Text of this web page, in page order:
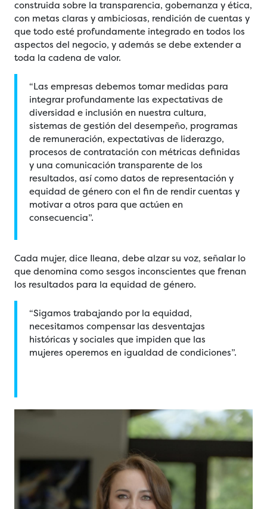
construida sobre la transparencia, gobernanza y ética,
con metas claras y ambiciosas, rendición de cuentas y
que todo esté profundamente integrado en todos los
aspectos del negocio, y además se debe extender a
toda la cadena de valor.
“Las empresas debemos tomar medidas para
integrar profundamente las expectativas de
diversidad e inclusión en nuestra cultura,
sistemas de gestión del desempeño, programas
de remuneración, expectativas de liderazgo,
procesos de contratación con métricas definidas
y una comunicación transparente de los
resultados, así como datos de representación y
equidad de género con el fin de rendir cuentas y
motivar a otros para que actúen en
consecuencia”.
Cada mujer, dice Ileana, debe alzar su voz, señalar lo
que denomina como sesgos inconscientes que frenan
los resultados para la equidad de género.
“Sigamos trabajando por la equidad,
necesitamos compensar las desventajas
históricas y sociales que impiden que las
mujeres operemos en igualdad de condiciones”.